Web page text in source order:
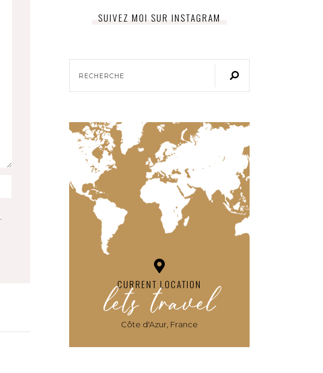
SUIVEZ MOI SUR INSTAGRAM
CURRENT LOCATION
lets travel
Côte d'Azur, France